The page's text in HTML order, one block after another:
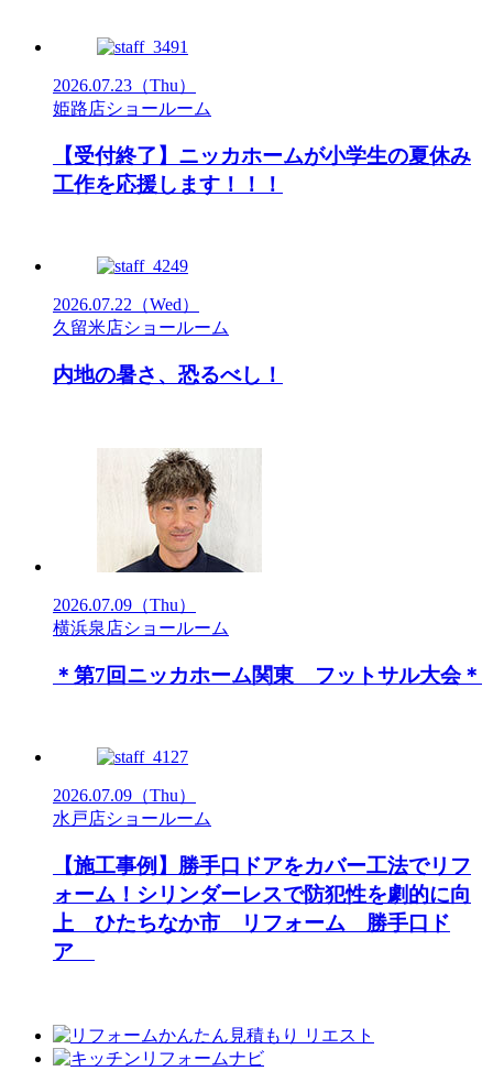
2026.07.23 （Thu）
姫路店ショールーム
【受付終了】ニッカホームが小学生の夏休み
工作を応援します！！！
2026.07.22 （Wed）
久留米店ショールーム
内地の暑さ、恐るべし！
2026.07.09 （Thu）
横浜泉店ショールーム
＊第7回ニッカホーム関東 フットサル大会＊
2026.07.09 （Thu）
水戸店ショールーム
【施工事例】勝手口ドアをカバー工法でリフ
ォーム！シリンダーレスで防犯性を劇的に向
上 ひたちなか市 リフォーム 勝手口ド
ア